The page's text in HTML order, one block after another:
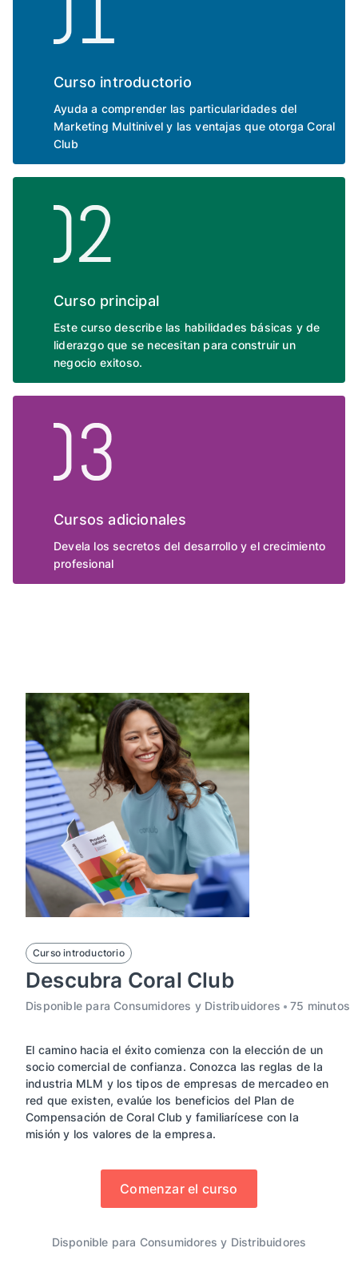
Curso introductorio
Ayuda a comprender las particularidades del
Marketing Multinivel y las ventajas que otorga Coral
Club
Curso principal
Este curso describe las habilidades básicas y de
liderazgo que se necesitan para construir un
negocio exitoso.
Cursos adicionales
Devela los secretos del desarrollo y el crecimiento
profesional
Curso introductorio
Descubra Coral Club
Disponible para Consumidores y Distribuidores 75 minutos
El camino hacia el éxito comienza con la elección de un
socio comercial de confianza. Conozca las reglas de la
industria MLM y los tipos de empresas de mercadeo en
red que existen, evalúe los beneficios del Plan de
Compensación de Coral Club y familiarícese con la
misión y los valores de la empresa.
Comenzar el curso
Disponible para Consumidores y Distribuidores